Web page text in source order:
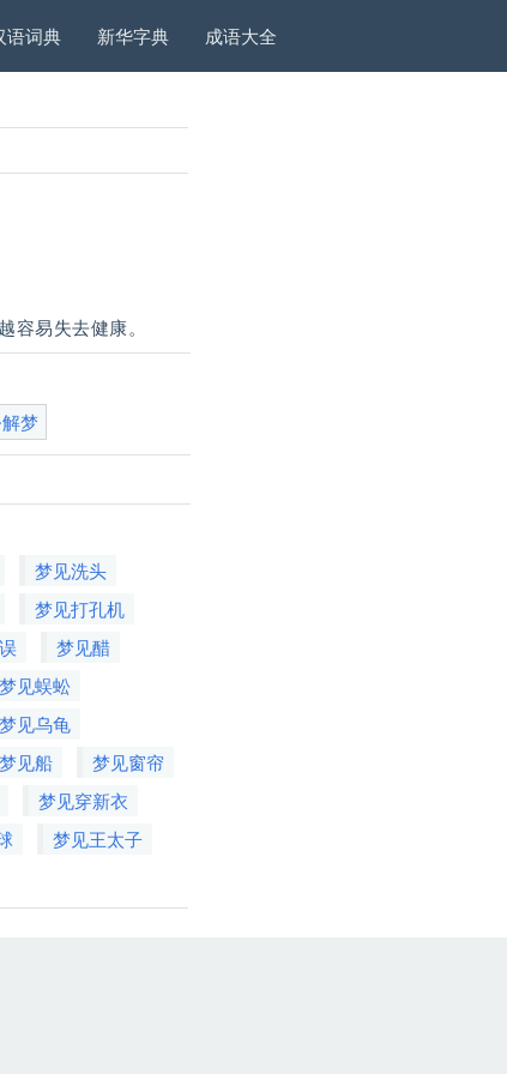
语词典 新华字典 成语大全
易失去健康。
梦
梦见洗头
梦见打孔机
梦见醋
梦见蜈蚣
梦见乌龟
梦见船
梦见窗帘
梦见穿新衣
梦见王太子